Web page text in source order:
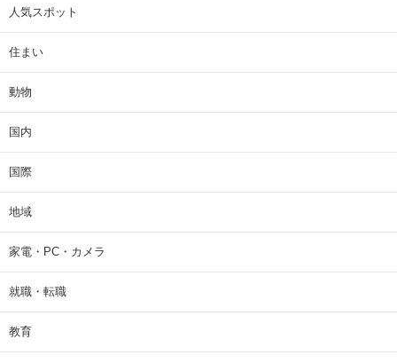
人気スポット
住まい
動物
国内
国際
地域
家電・PC・カメラ
就職・転職
教育